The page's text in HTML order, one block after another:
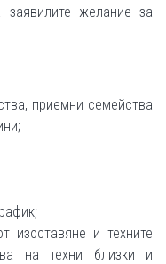
заявилите желание за
приемни семейства
изоставяне и техните
на техни близки и